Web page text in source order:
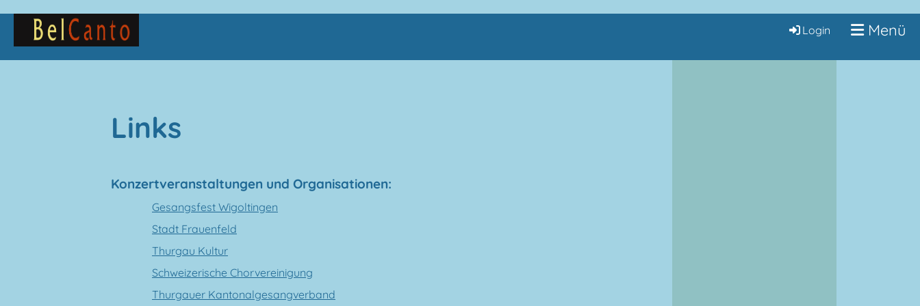
Login Menü
Links
Konzertveranstaltungen und Organisationen:
Gesangsfest Wigoltingen
Stadt Frauenfeld
Thurgau Kultur
Schweizerische Chorvereinigung
Thurgauer Kantonalgesangverband